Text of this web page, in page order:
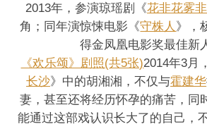
2013年，参演琼瑶剧《花非花雾
角；同年演惊悚电影《守株人 》，
得金凤凰电影奖最佳新
《欢乐颂》剧照(共5张)2014年3月
长沙》中的胡湘湘，不仅与霍建华
妻，甚至还将经历怀孕的痛苦，同
能通过这部戏认识长大了的自己，